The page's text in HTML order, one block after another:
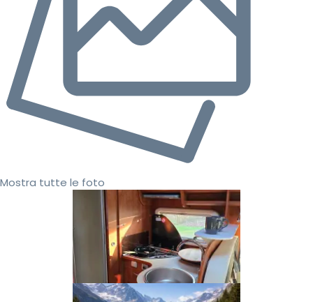
Mostra tutte le foto